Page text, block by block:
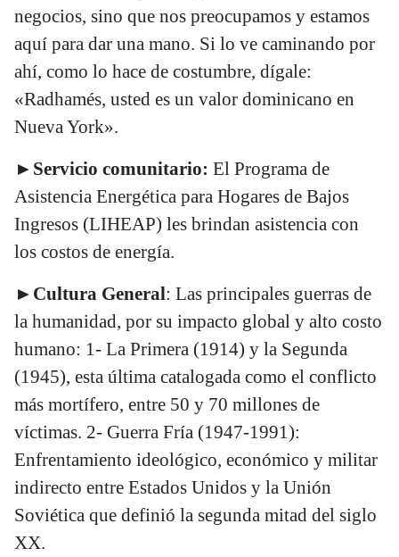
negocios, sino que nos preocupamos y estamos
aquí para dar una mano. Si lo ve caminando por
ahí, como lo hace de costumbre, dígale:
«Radhamés, usted es un valor dominicano en
Nueva York».
►Servicio comunitario: El Programa de
Asistencia Energética para Hogares de Bajos
Ingresos (LIHEAP) les brindan asistencia con
los costos de energía.
► Cultura General: Las principales guerras de
la humanidad, por su impacto global y alto costo
humano: 1- La Primera (1914) y la Segunda
(1945), esta última catalogada como el conflicto
más mortífero, entre 50 y 70 millones de
víctimas. 2- Guerra Fría (1947-1991):
Enfrentamiento ideológico, económico y militar
indirecto entre Estados Unidos y la Unión
Soviética que definió la segunda mitad del siglo
XX.